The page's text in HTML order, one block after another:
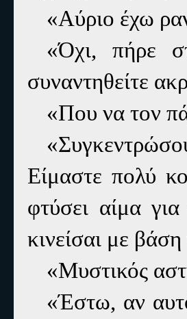
«Αύριο έχω
«Όχι, πήρε
συναντηθείτε
«Που να τον
Είμαστε πολύ
φτύσει αίμα
κινείσαι με
«Μυστικός
«Έστω, αν